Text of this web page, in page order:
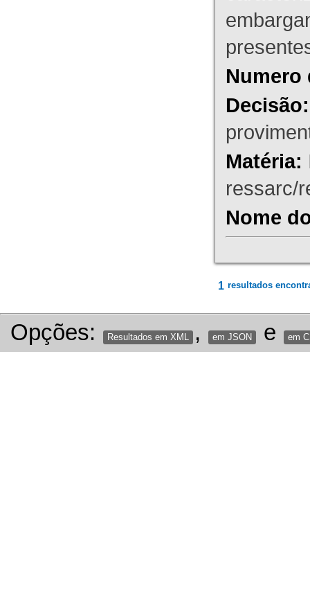
Numero
Decisão:
Matéria:
ressarc/
Nome
1 resultados
Opções: Resultados em XML , em JSON e em